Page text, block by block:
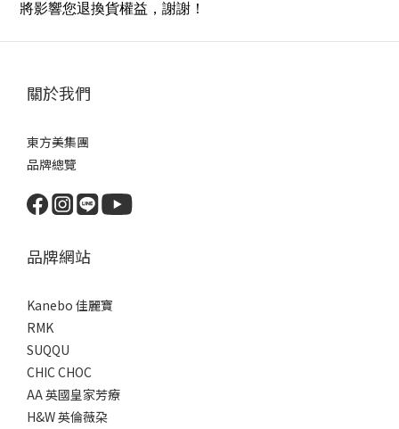
將影響您退換貨權益，謝謝！
關於我們
東方美集團
品牌總覽
品牌網站
Kanebo 佳麗寶
RMK
SUQQU
CHIC CHOC
AA 英國皇家芳療
H&W 英倫薇朶